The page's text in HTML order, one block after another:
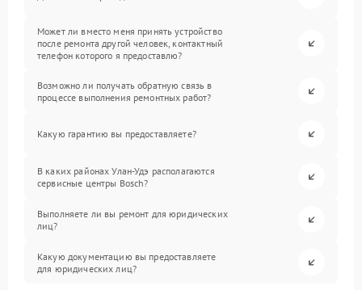
Может ли вместо меня принять устройство
после ремонта другой человек, контактный
телефон которого я предоставлю?
Возможно ли получать обратную связь в
процессе выполнения ремонтных работ?
Какую гарантию вы предоставляете?
В каких районах Улан-Удэ располагаются
сервисные центры Bosch?
Выполняете ли вы ремонт для юридических
лиц?
Какую документацию вы предоставляете
для юридических лиц?